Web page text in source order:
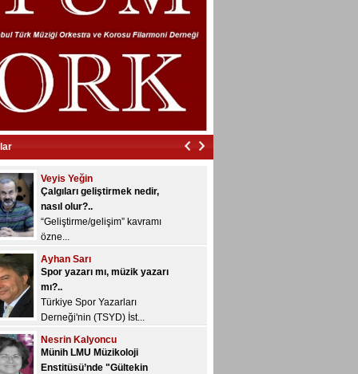
Bülent Aksoy
İzmir’in içinde vurdular beni…
beni…...
Veyis Yeğin
Çalgıları geliştirmek nedir,
Ayhan Sarı
Spor yazarı mı, müzik yazarı
mı?..
Türkiye Spor Yazarları
Derneği'nin (TSYD) İst...
Nesrin Kalyoncu
Münih LMU Müzikoloji
Enstitüsü’nde "Gültekin
Oransay" rafı...
Dönem sonu sınavları devam
Konuk Yazar
Yazılarınızı bekliyoruz...
Musiki Dergisi